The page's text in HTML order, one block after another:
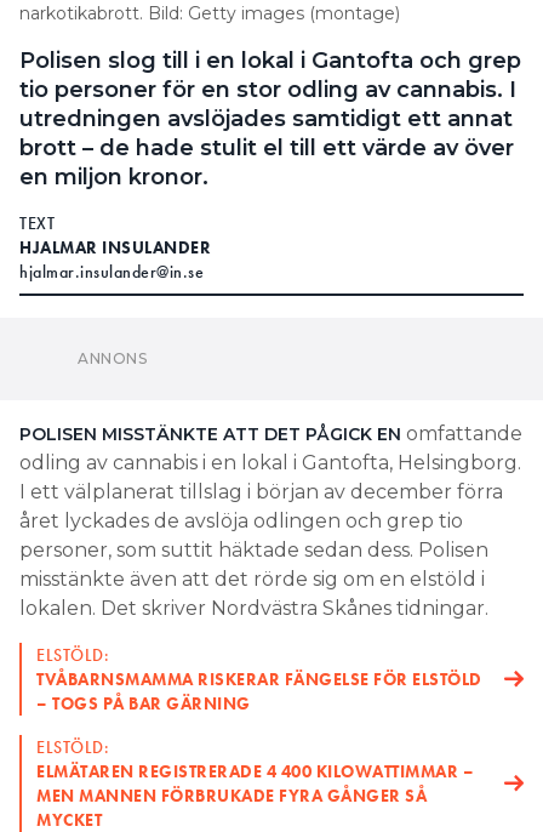
narkotikabrott. Bild: Getty images (montage)
Polisen slog till i en lokal i Gantofta och grep
tio personer för en stor odling av cannabis. I
utredningen avslöjades samtidigt ett annat
brott – de hade stulit el till ett värde av över
en miljon kronor.
TEXT
HJALMAR INSULANDER
hjalmar.insulander@in.se
odling av cannabis i en lokal i Gantofta, Helsingborg.
året lyckades de avslöja odlingen och grep tio
personer, som suttit häktade sedan dess. Polisen
misstänkte även att det rörde sig om en elstöld i
lokalen. Det skriver Nordvästra Skånes tidningar.
ELSTÖLD:
TVÅBARNSMAMMA RISKERAR FÄNGELSE FÖR ELSTÖLD
– TOGS PÅ BAR GÄRNING
ELSTÖLD:
ELMÄTAREN REGISTRERADE 4 400 KILOWATTIMMAR –
MEN MANNEN FÖRBRUKADE FYRA GÅNGER SÅ
Polisen kopplade in Öresundskraft för en
utredning. När de kontrollerade platsen gick det
att se att någon hade kopplat förbi elmätaren.